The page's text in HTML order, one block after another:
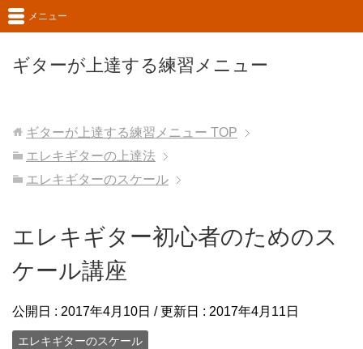
ギターが上達する練習メニュー
メニュー
ギターが上達する練習メニュー TOP
エレキギターの上達法
エレキギターのスケール
エレキギター初心者のためのス
ケール講座
公開日 : 2017年4月10日 / 更新日 : 2017年4月11日
エレキギターのスケール